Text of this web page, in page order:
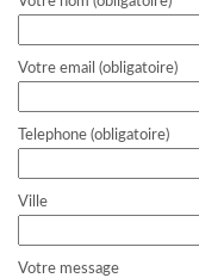
Votre email (obligatoire)
Telephone (obligatoire)
Ville
Votre message